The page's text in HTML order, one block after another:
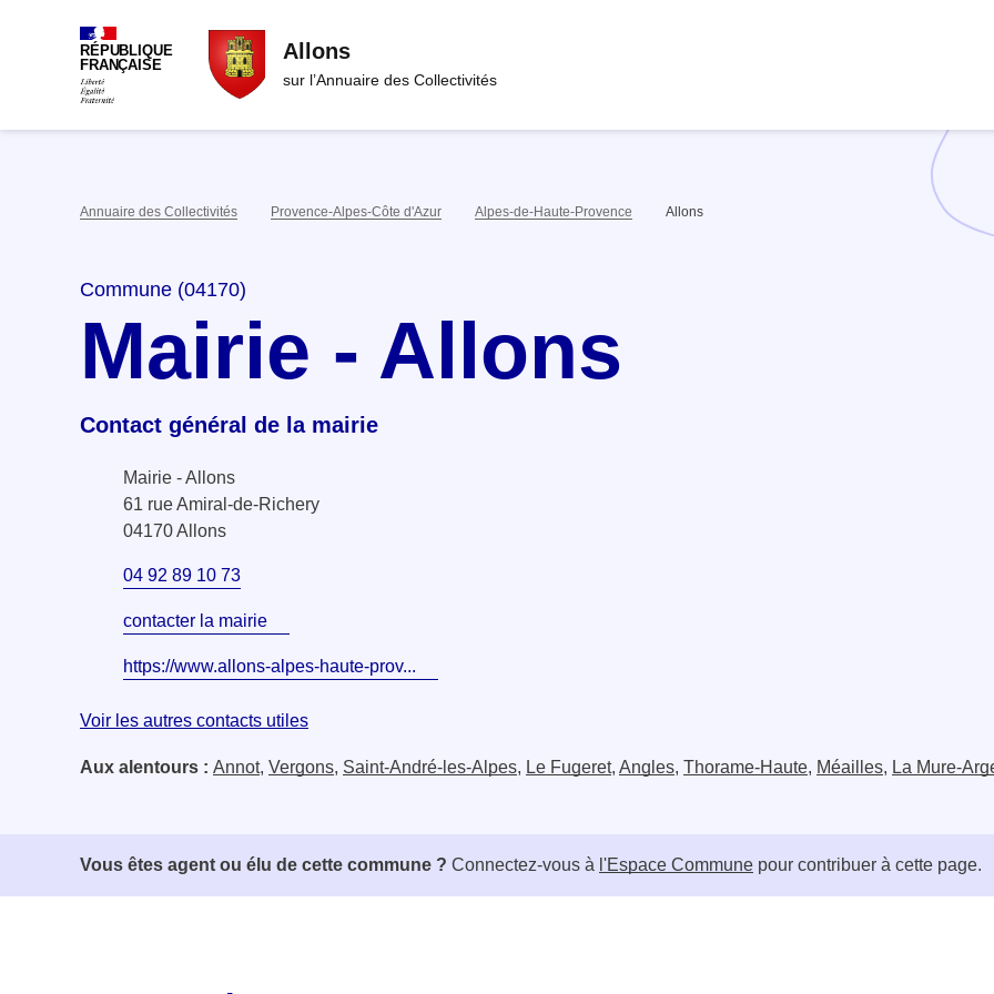
RÉPUBLIQUE
FRANÇAISE
Allons
sur l’Annuaire des Collectivités
Annuaire des Collectivités Provence-Alpes-Côte d'Azur Alpes-de-Haute-Provence Allons
Commune (04170)
Mairie - Allons
Contact général de la mairie
Mairie - Allons
61 rue Amiral-de-Richery
04170 Allons
04 92 89 10 73
contacter la mairie
https://www.allons-alpes-haute-prov...
Voir les autres contacts utiles
Aux alentours : Annot, Vergons, Saint-André-les-Alpes, Le Fugeret, Angles, Thorame-Haute, Méailles, La Mure-
Vous êtes agent ou élu de cette commune ? Connectez-vous à l'Espace Commune pour contribuer à cette page.